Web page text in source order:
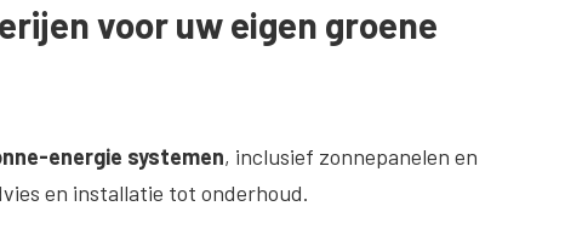
voor uw eigen groene
energie systemen, inclusief zonnepanelen en
en installatie tot onderhoud.